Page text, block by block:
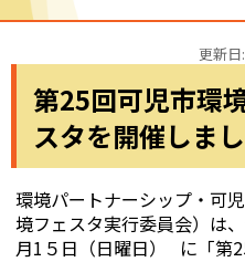
更新日
第25回可児市環
スタを開催しまし
環境パートナーシップ・可
境フェスタ実行委員会）は
月1５日（日曜日） に「第